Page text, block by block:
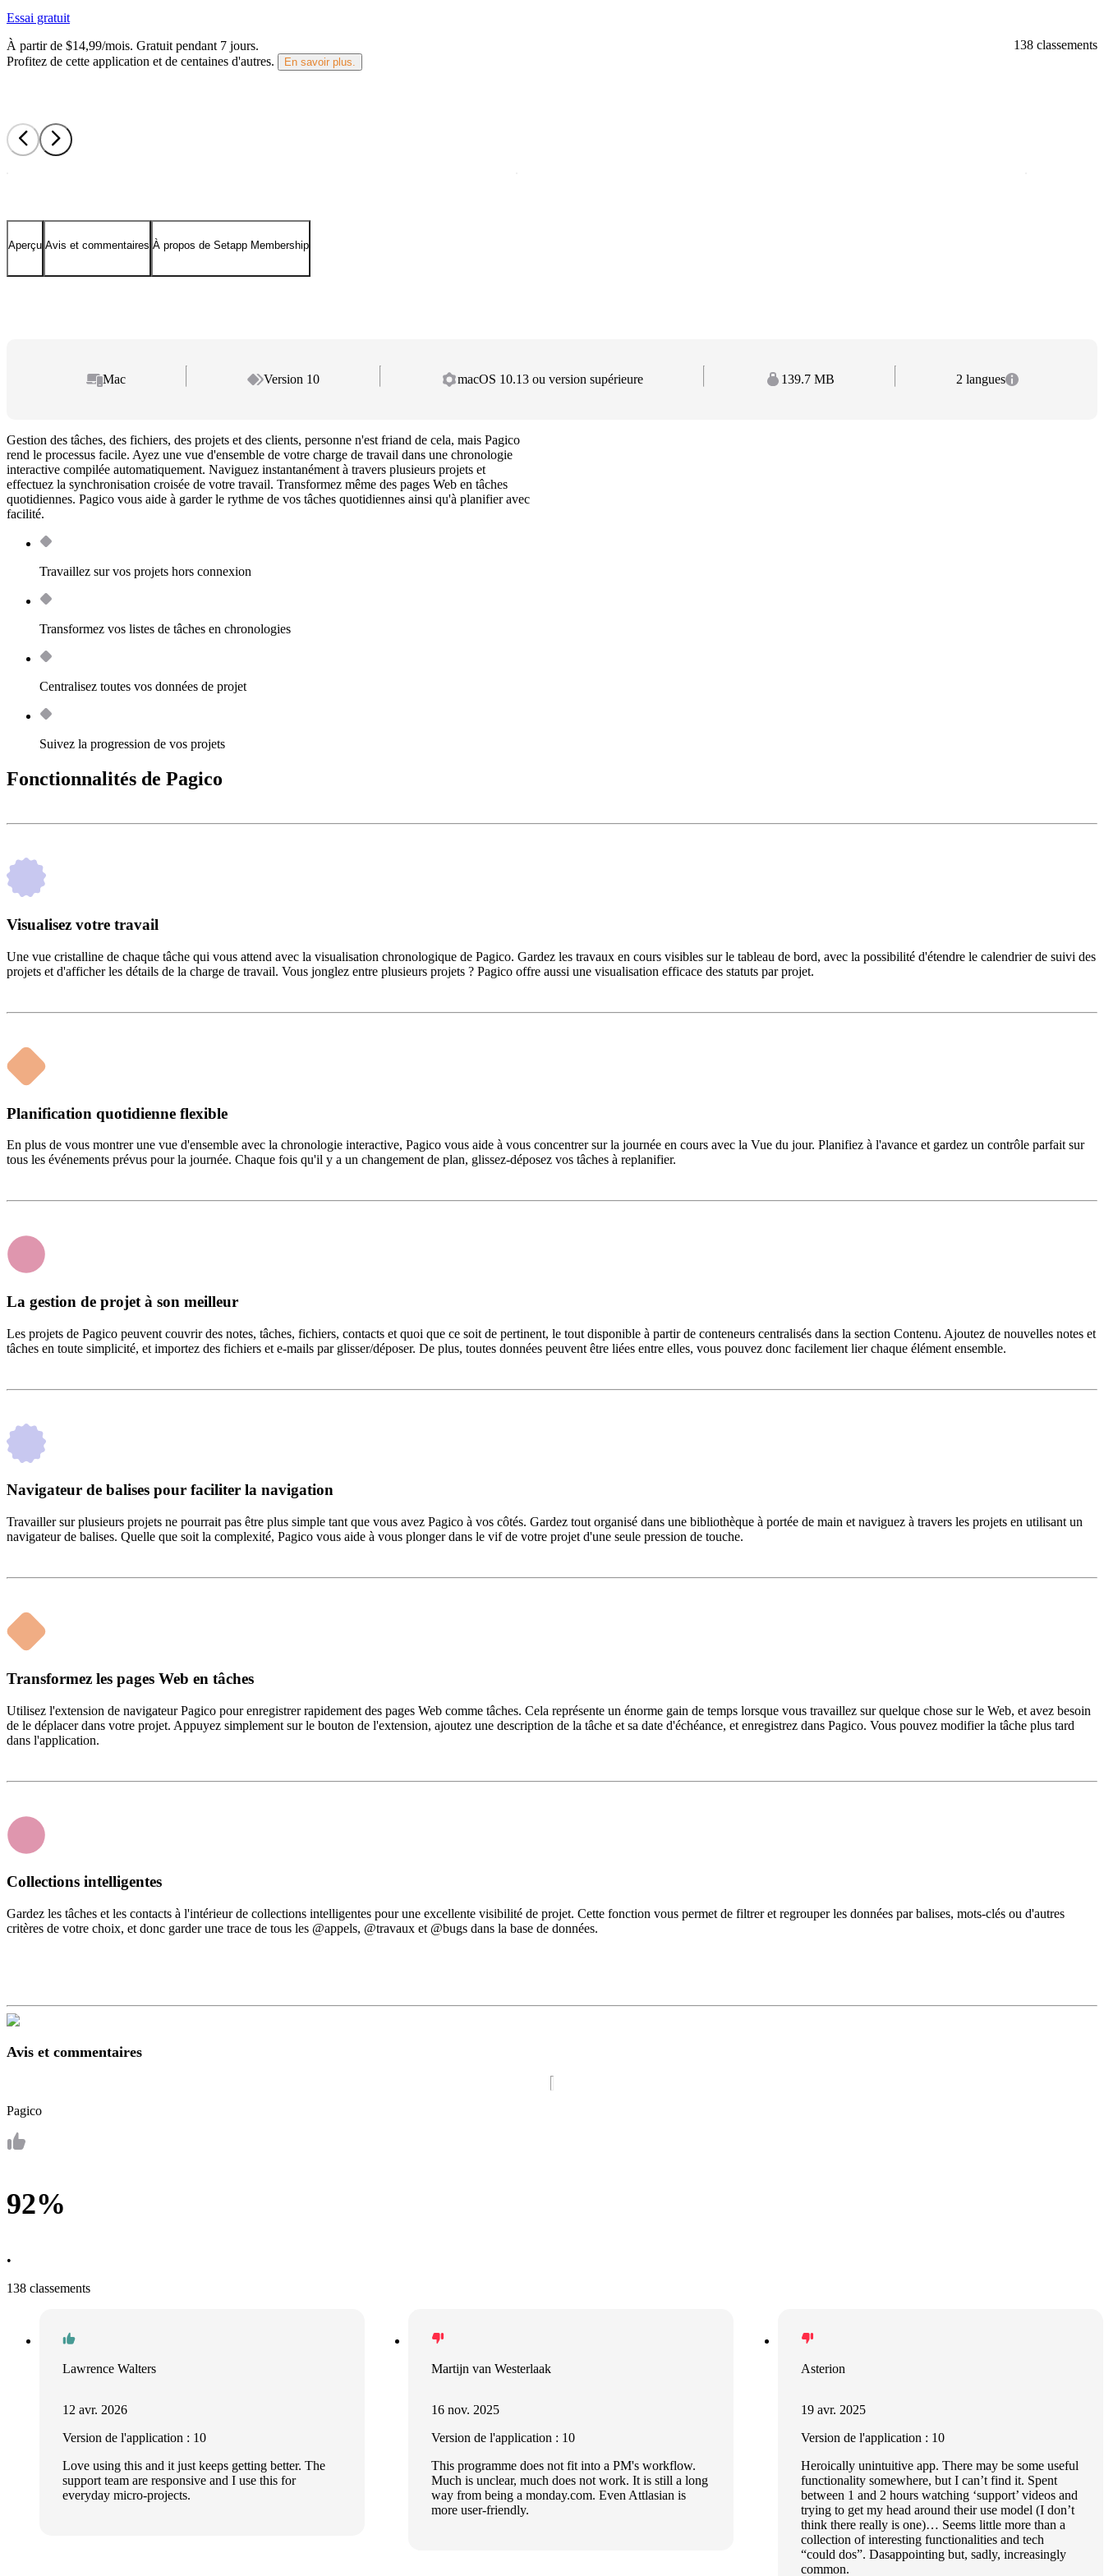
138 classements
Essai gratuit
À partir de $14,99/mois. Gratuit pendant 7 jours.
Profitez de cette application et de centaines d'autres.
En savoir plus.
Aperçu Avis et commentaires À propos de Setapp Membership
Mac Version 10 macOS 10.13 ou version supérieure 139.7 MB 2 langues
Gestion des tâches, des fichiers, des projets et des clients, personne n'est friand de cela, mais Pagico
rend le processus facile. Ayez une vue d'ensemble de votre charge de travail dans une chronologie
interactive compilée automatiquement. Naviguez instantanément à travers plusieurs projets et
effectuez la synchronisation croisée de votre travail. Transformez même des pages Web en tâches
quotidiennes. Pagico vous aide à garder le rythme de vos tâches quotidiennes ainsi qu'à planifier avec
facilité.
Travaillez sur vos projets hors connexion
Transformez vos listes de tâches en chronologies
Centralisez toutes vos données de projet
Suivez la progression de vos projets
Fonctionnalités de Pagico
Visualisez votre travail
Une vue cristalline de chaque tâche qui vous attend avec la visualisation chronologique de Pagico. Gardez les travaux en cours visibles sur le tableau de bord, avec la possibilité d'étendre le calendrier de suivi des
projets et d'afficher les détails de la charge de travail. Vous jonglez entre plusieurs projets ? Pagico offre aussi une visualisation efficace des statuts par projet.
Planification quotidienne flexible
En plus de vous montrer une vue d'ensemble avec la chronologie interactive, Pagico vous aide à vous concentrer sur la journée en cours avec la Vue du jour. Planifiez à l'avance et gardez un contrôle parfait sur
tous les événements prévus pour la journée. Chaque fois qu'il y a un changement de plan, glissez-déposez vos tâches à replanifier.
La gestion de projet à son meilleur
Les projets de Pagico peuvent couvrir des notes, tâches, fichiers, contacts et quoi que ce soit de pertinent, le tout disponible à partir de conteneurs centralisés dans la section Contenu. Ajoutez de nouvelles notes et
tâches en toute simplicité, et importez des fichiers et e-mails par glisser/déposer. De plus, toutes données peuvent être liées entre elles, vous pouvez donc facilement lier chaque élément ensemble.
Navigateur de balises pour faciliter la navigation
Travailler sur plusieurs projets ne pourrait pas être plus simple tant que vous avez Pagico à vos côtés. Gardez tout organisé dans une bibliothèque à portée de main et naviguez à travers les projets en utilisant un
navigateur de balises. Quelle que soit la complexité, Pagico vous aide à vous plonger dans le vif de votre projet d'une seule pression de touche.
Transformez les pages Web en tâches
Utilisez l'extension de navigateur Pagico pour enregistrer rapidement des pages Web comme tâches. Cela représente un énorme gain de temps lorsque vous travaillez sur quelque chose sur le Web, et avez besoin
de le déplacer dans votre projet. Appuyez simplement sur le bouton de l'extension, ajoutez une description de la tâche et sa date d'échéance, et enregistrez dans Pagico. Vous pouvez modifier la tâche plus tard
dans l'application.
Collections intelligentes
Gardez les tâches et les contacts à l'intérieur de collections intelligentes pour une excellente visibilité de projet. Cette fonction vous permet de filtrer et regrouper les données par balises, mots-clés ou d'autres
critères de votre choix, et donc garder une trace de tous les @appels, @travaux et @bugs dans la base de données.
Avis et commentaires
Pagico
92%
•
138 classements
Lawrence Walters
12 avr. 2026
Version de l'application : 10
Love using this and it just keeps getting better. The
support team are responsive and I use this for
everyday micro-projects.
Martijn van Westerlaak
16 nov. 2025
Version de l'application : 10
This programme does not fit into a PM's workflow.
Much is unclear, much does not work. It is still a long
way from being a monday.com. Even Attlasian is
more user-friendly.
Asterion
19 avr. 2025
Version de l'application : 10
Heroically unintuitive app. There may be some useful
functionality somewhere, but I can’t find it. Spent
between 1 and 2 hours watching ‘support’ videos and
trying to get my head around their use model (I don’t
think there really is one)… Seems little more than a
collection of interesting functionalities and tech
“could dos”. Dasappointing but, sadly, increasingly
common.